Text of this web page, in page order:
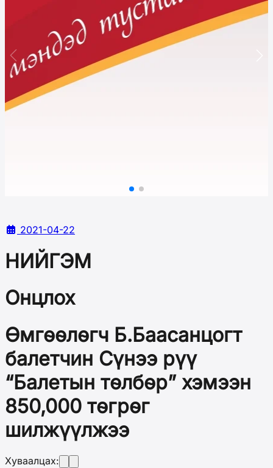
2021-04-22
НИЙГЭМ
Онцлох
Өмгөөлөгч Б.Баасанцогт
балетчин Сүнээ рүү
“Балетын төлбөр” хэмээн
850,000 төгрөг
шилжүүлжээ
Хуваалцах: